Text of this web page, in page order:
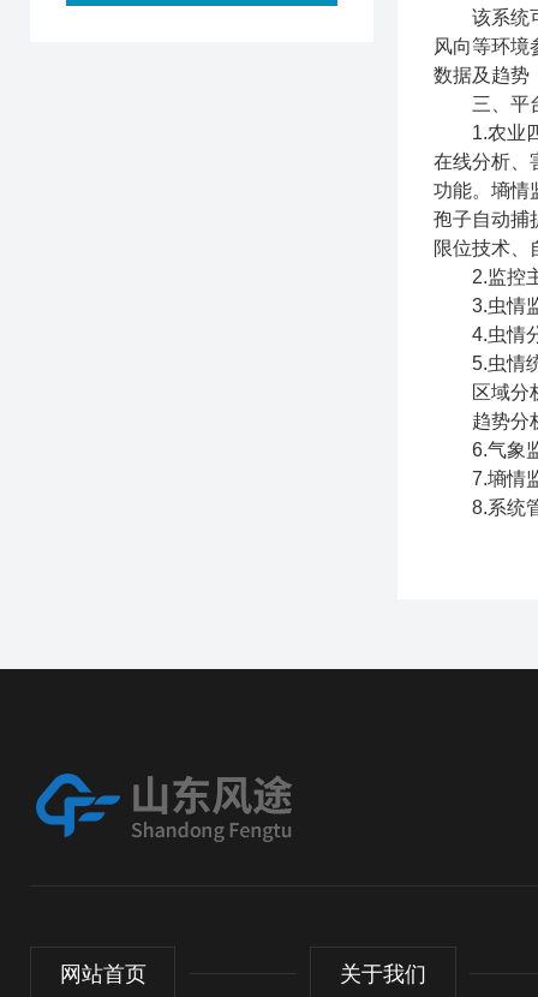
该系统可
风向等环境
数据及趋势
三、平
1.农业四
在线分析、
功能。墒情
孢子自动捕
限位技术、
2.监控主
3.虫情监
4.虫情分
5.虫情统
区域分析
趋势分析
6.气象监
7.墒情监
8.系统管
网站首页 关于我们